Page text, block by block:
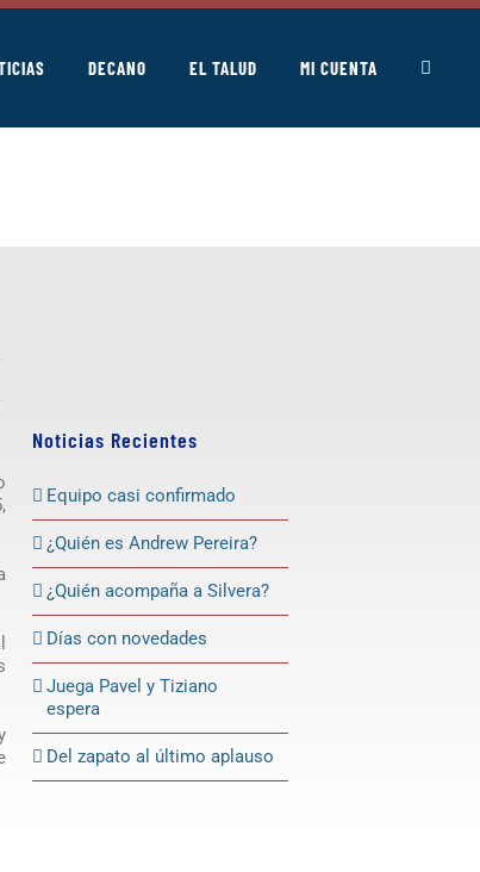
DECANO EL TALUD MI CUENTA
Noticias Recientes
Equipo casi confirmado
¿Quién es Andrew Pereira?
¿Quién acompaña a Silvera?
Días con novedades
Juega Pavel y Tiziano
espera
Del zapato al último aplauso